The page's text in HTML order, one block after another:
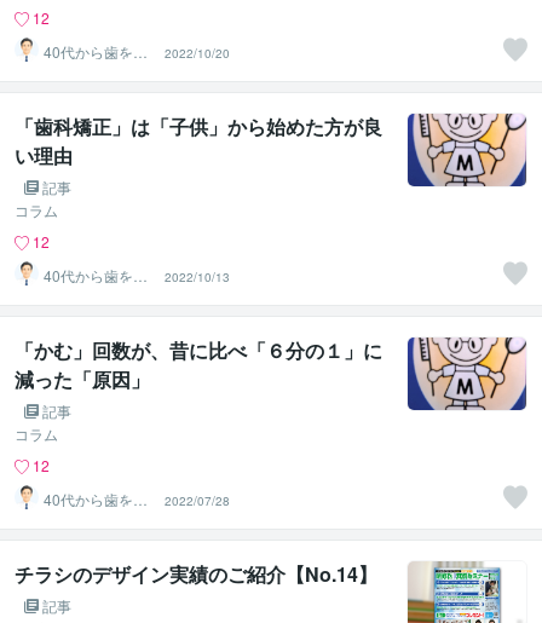
12
40代から歯を失
わない個別相談
します
2022/10/20
「歯科矯正」は「子供」から始めた方が良
い理由
記事
コラム
12
40代から歯を失
わない個別相談
します
2022/10/13
「かむ」回数が、昔に比べ「６分の１」に
減った「原因」
記事
コラム
12
40代から歯を失
わない個別相談
します
2022/07/28
チラシのデザイン実績のご紹介【No.14】
記事